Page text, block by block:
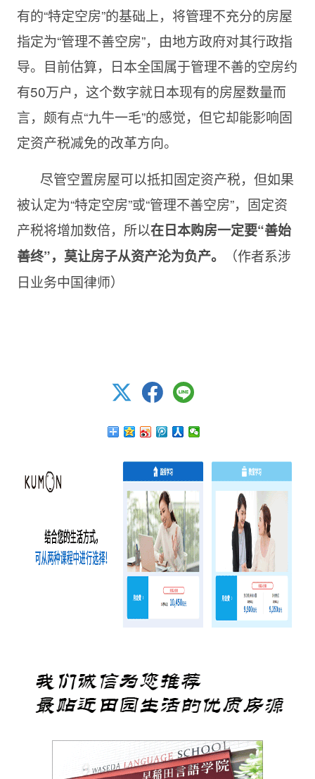
有的“特定空房”的基础上，将管理不充分的房屋
指定为“管理不善空房”，由地方政府对其行政指
导。目前估算，日本全国属于管理不善的空房约
有50万户，这个数字就日本现有的房屋数量而
言，颇有点“九牛一毛”的感觉，但它却能影响固
定资产税减免的改革方向。
尽管空置房屋可以抵扣固定资产税，但如果
被认定为“特定空房”或“管理不善空房”，固定资
产税将增加数倍，所以在日本购房一定要“善始
善终”，莫让房子从资产沦为负产。
（作者系涉
日业务中国律师）